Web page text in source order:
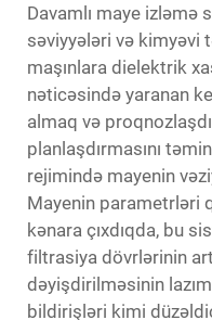
Davamlı maye izləmə
səviyyələri və kimyəvi
maşınlara dielektrik
nəticəsində yaranan
almaq və
planlaşdırmasını
rejimində mayenin
Mayenin parametrləri
kənara çıxdıqda, bu
filtrasiya dövrlərinin
dəyişdirilməsinin
bildirişləri kimi